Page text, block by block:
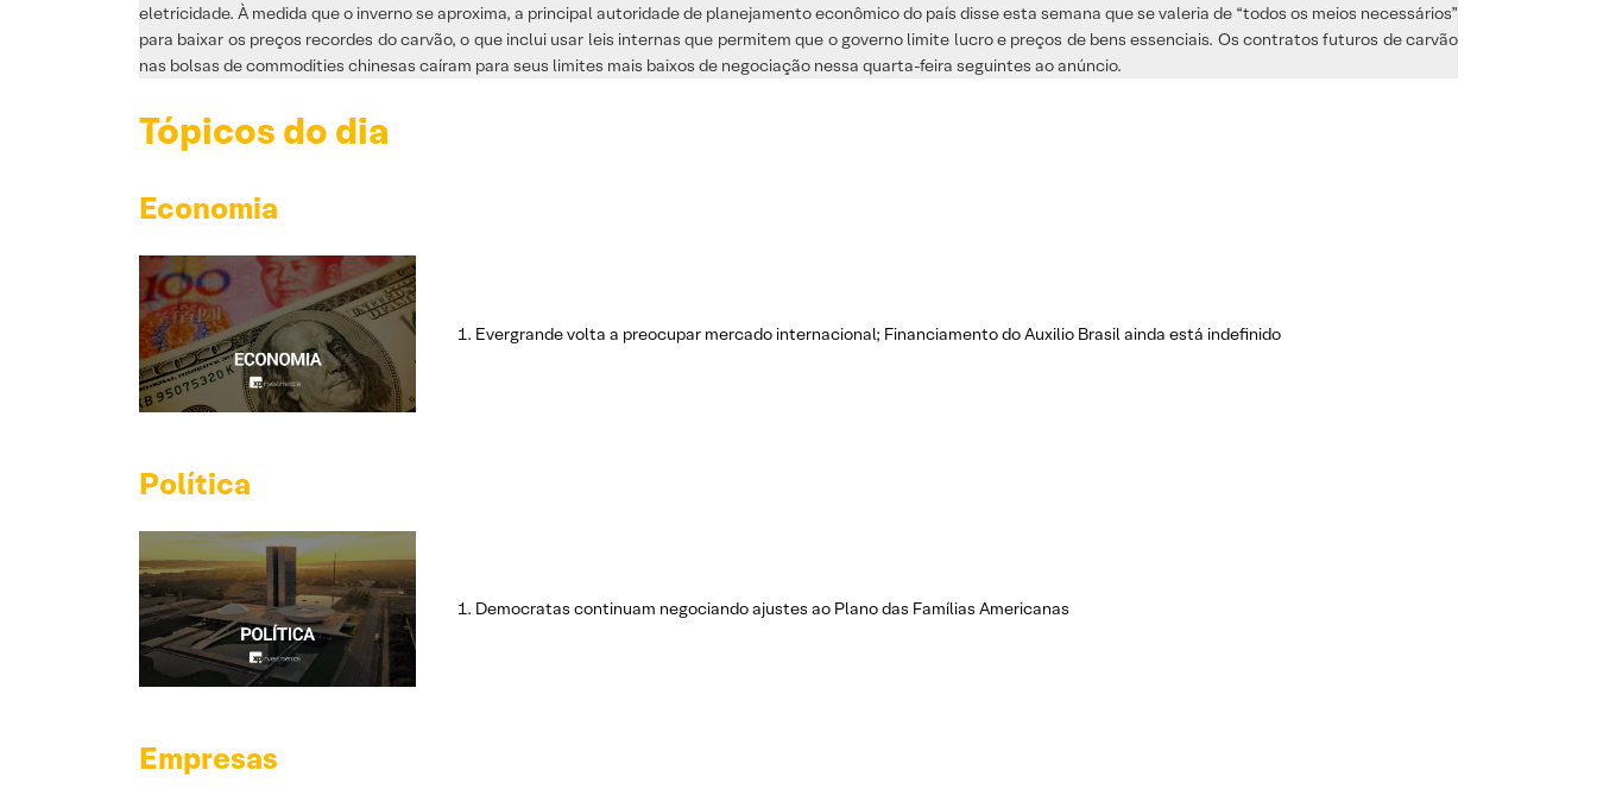
eletricidade. À medida que o inverno se aproxima, a principal autoridade de planejamento econômico do país disse esta semana que se valeria de “todos os meios necessários”
para baixar os preços recordes do carvão, o que inclui usar leis internas que permitem que o governo limite lucro e preços de bens essenciais. Os contratos futuros de carvão
nas bolsas de commodities chinesas caíram para seus limites mais baixos de negociação nessa quarta-feira seguintes ao anúncio.
Tópicos do dia
Economia
Evergrande volta a preocupar mercado internacional; Financiamento do Auxilio Brasil ainda está indefinido
Política
Democratas continuam negociando ajustes ao Plano das Famílias Americanas
Empresas